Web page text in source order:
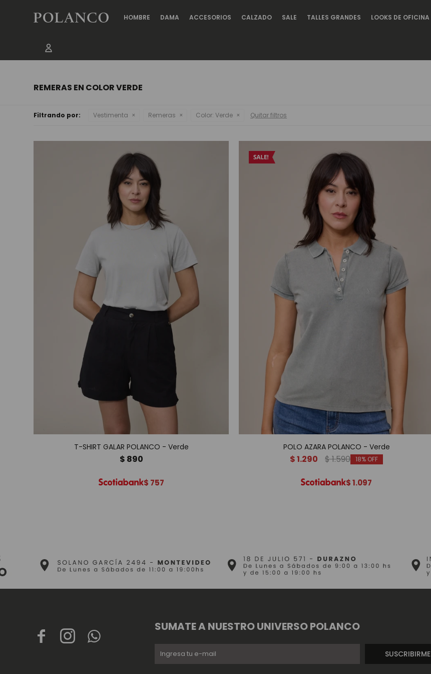
HOMBRE DAMA ACCESORIOS CALZADO SALE TALLES GRANDES LOOKS DE OFICINA
REMERAS EN COLOR VERDE
Filtrando por: Vestimenta Remeras Color: Verde Quitar filtros
T-SHIRT GALAR POLANCO - Verde
$ 890
$ 757
POLO AZARA POLANCO - Verde
$1.290 $1.590 18
$1.097
  
SUMATE A NUESTRO UNIVERSO POLANCO
SUSCRIBIRME